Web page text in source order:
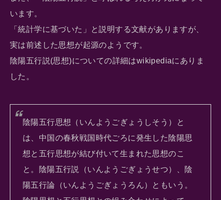
います。
「統計学に基づいた」と説明する文献がありますが、
実は前述した思想が起源のようです。
陰陽五行説(思想)についての詳細はwikipediaにありま
した。
陰陽五行思想（いんようごぎょうしそう）と
は、中国の春秋戦国時代ごろに発生した陰陽思
想と五行思想が結び付いて生まれた思想のこ
と。陰陽五行説（いんようごぎょうせつ）、陰
陽五行論（いんようごぎょうろん）ともいう。